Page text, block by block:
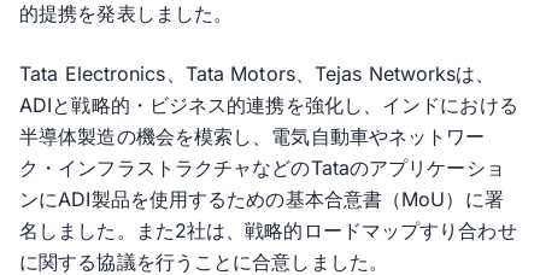
的提携を発表しました。
Tata Electronics、Tata Motors、Tejas Networksは、
ADIと戦略的・ビジネス的連携を強化し、インドにおける
半導体製造の機会を模索し、電気自動車やネットワー
ク・インフラストラクチャなどのTataのアプリケーショ
ンにADI製品を使用するための基本合意書（MoU）に署
名しました。また2社は、戦略的ロードマップすり合わせ
に関する協議を行うことに合意しました。